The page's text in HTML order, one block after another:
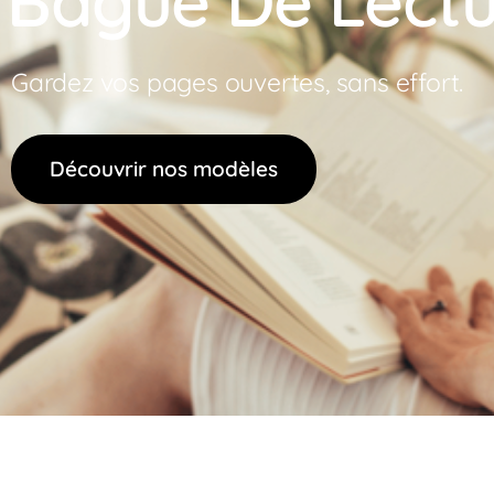
Gardez vos pages ouvertes, sans effort.
Découvrir nos modèles